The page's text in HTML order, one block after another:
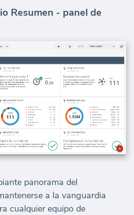
Resumen - panel de
panorama del
a la vanguardia
cualquier equipo de